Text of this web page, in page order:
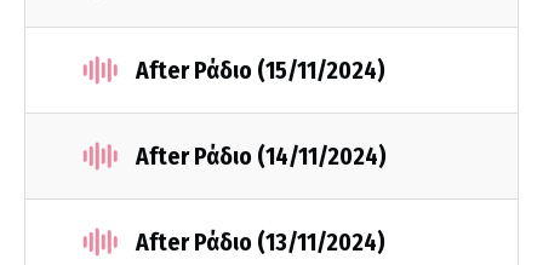
After Ράδιο (15/11/2024)
After Ράδιο (14/11/2024)
After Ράδιο (13/11/2024)